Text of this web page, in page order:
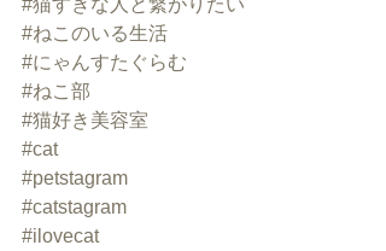
#猫すきな人と繋がりたい
#ねこのいる生活
#にゃんすたぐらむ
#ねこ部
#猫好き美容室
#cat
#petstagram
#catstagram
#ilovecat